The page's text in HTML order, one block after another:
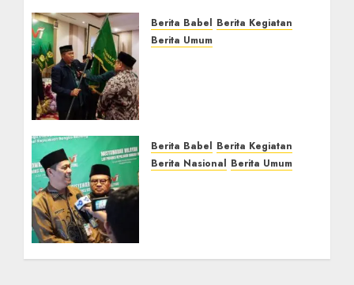
Berita Babel Berita Kegiatan
Berita Umum
JULY 24, 2026 0
Berita Babel Berita Kegiatan
Berita Nasional Berita Umum